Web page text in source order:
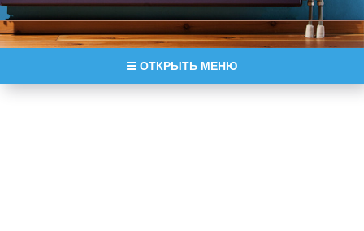
ОТКРЫТЬ МЕНЮ